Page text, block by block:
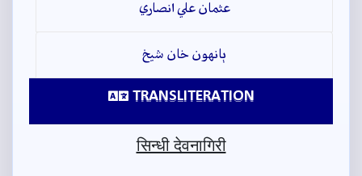
عثمان علي انصاري
ٻانهون خان شيخ
TRANSLITERATION
सिन्धी देवनागिरी